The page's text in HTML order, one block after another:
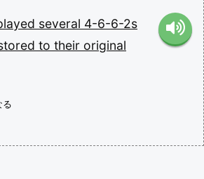
several 4-6-6-2s
to their original
る